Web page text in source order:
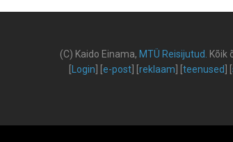
(C) Kaido Einama, MTÜ Reisijutud Kõik
Login e-post] [ reklaam teenused